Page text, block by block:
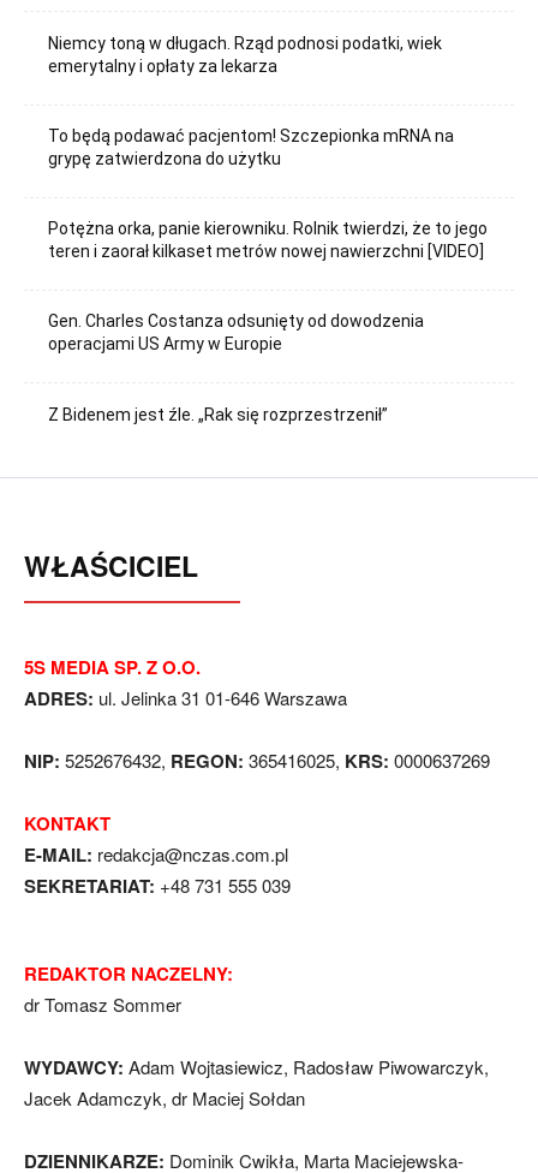
Niemcy toną w długach. Rząd podnosi podatki, wiek
emerytalny i opłaty za lekarza
To będą podawać pacjentom! Szczepionka mRNA na
grypę zatwierdzona do użytku
Potężna orka, panie kierowniku. Rolnik twierdzi, że to jego
teren i zaorał kilkaset metrów nowej nawierzchni [VIDEO]
Gen. Charles Costanza odsunięty od dowodzenia
operacjami US Army w Europie
Z Bidenem jest źle. „Rak się rozprzestrzenił”
WŁAŚCICIEL
5S MEDIA SP. Z O.O.
ADRES: ul. Jelinka 31 01-646 Warszawa
NIP: 5252676432, REGON: 365416025, KRS: 0000637269
KONTAKT
E-MAIL: redakcja@nczas.com.pl
SEKRETARIAT: +48 731 555 039
REDAKTOR NACZELNY:
dr Tomasz Sommer
WYDAWCY: Adam Wojtasiewicz, Radosław Piwowarczyk,
Jacek Adamczyk, dr Maciej Sołdan
DZIENNIKARZE: Dominik Cwikła, Marta Maciejewska-